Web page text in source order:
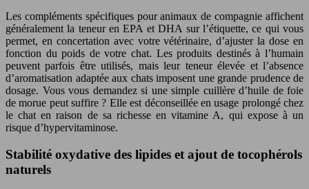
Les compléments spécifiques pour animaux de compagnie affichent
généralement la teneur en EPA et DHA sur l’étiquette, ce qui vous
permet, en concertation avec votre vétérinaire, d’ajuster la dose en
fonction du poids de votre chat. Les produits destinés à l’humain
peuvent parfois être utilisés, mais leur teneur élevée et l’absence
d’aromatisation adaptée aux chats imposent une grande prudence de
dosage. Vous vous demandez si une simple cuillère d’huile de foie
de morue peut suffire ? Elle est déconseillée en usage prolongé chez
le chat en raison de sa richesse en vitamine A, qui expose à un
risque d’hypervitaminose.
Stabilité oxydative des lipides et ajout de tocophérols
naturels